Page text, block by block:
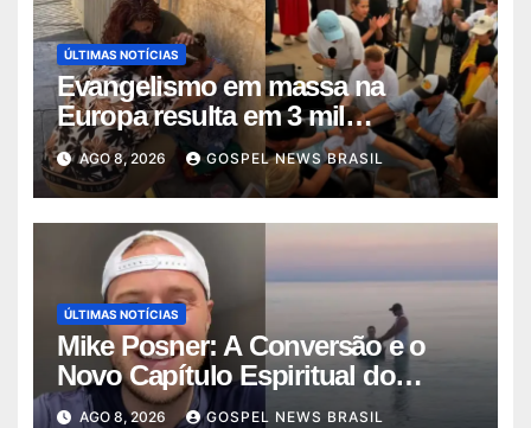
ÚLTIMAS NOTÍCIAS
Evangelismo em massa na
Europa resulta em 3 mil
conversões: um fen…
AGO 8, 2026 GOSPEL NEWS BRASIL
ÚLTIMAS NOTÍCIAS
Mike Posner: A Conversão e o
Novo Capítulo Espiritual do
Cantor
AGO 8, 2026 GOSPEL NEWS BRASIL